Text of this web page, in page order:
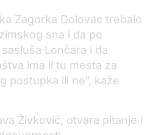
Zagorka Dolovac trebalo
sna i da po
Lončara i da
ima li tu mesta za
postupka ili ne“, kaže
Živković, otvara pitanje i